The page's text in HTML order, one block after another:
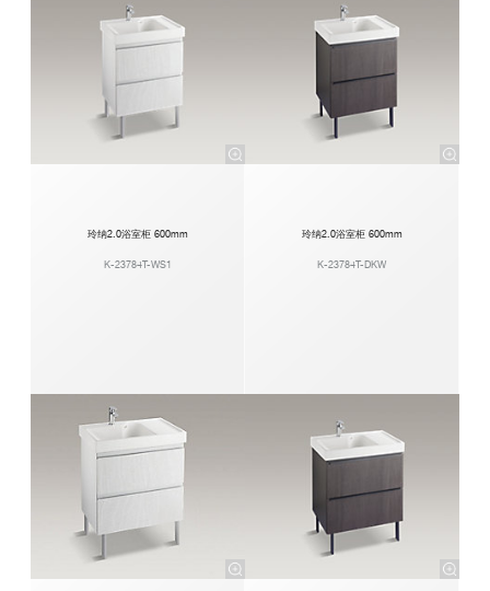
玲纳2.0浴室柜 600mm
K-23784T-WS1
玲纳2.0浴室柜 600mm
K-23784T-DKW